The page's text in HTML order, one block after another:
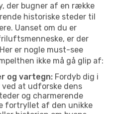
der bugner af en række
historiske steder til
Uanset om du er
er der
er nogle must-see
ikke må gå glip af:
og vartegn: Fordyb dig i
at udforske dens
og charmerende
fortryllet af den unikke